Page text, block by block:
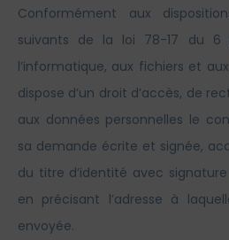
Conformément aux
suivants de la loi 78-17 du 6
l’informatique, aux fichiers et
dispose d’un droit d’accès, de
aux données personnelles le
sa demande écrite et signée,
du titre d’identité avec
en précisant l’adresse à
envoyée.